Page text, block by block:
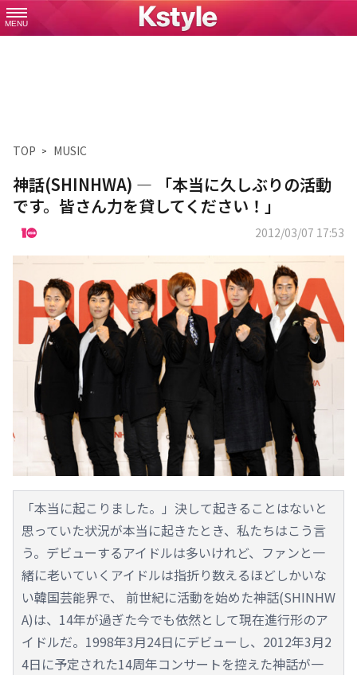
MENU
TOP MUSIC
神話(SHINHWA) ― 「本当に久しぶりの活動
です。皆さん力を貸してください！」
2012/03/07 17:53
「本当に起こりました。」決して起きることはないと
思っていた状況が本当に起きたとき、私たちはこう言
う。デビューするアイドルは多いけれど、ファンと一
緒に老いていくアイドルは指折り数えるほどしかいな
い韓国芸能界で、 前世紀に活動を始めた神話(SHINHW
A)は、14年が過ぎた今でも依然として現在進行形のア
イドルだ。1998年3月24日にデビューし、2012年3月2
4日に予定された14周年コンサートを控えた神話が一